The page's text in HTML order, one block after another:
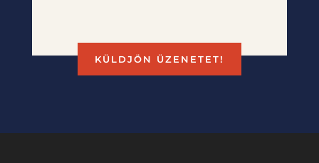
KÜLDJÖN ÜZENETET!